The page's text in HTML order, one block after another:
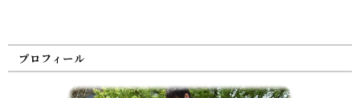
プロフィール